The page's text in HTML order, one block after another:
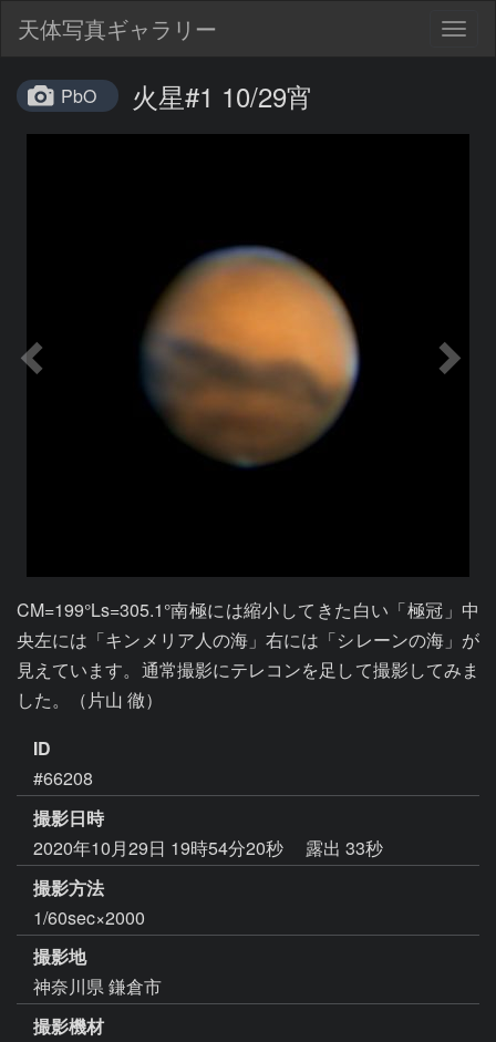
天体写真ギャラリー
PbO 火星#1 10/29宵
CM=199°Ls=305.1°南極には縮小してきた白い「極冠」中
央左には「キンメリア人の海」右には「シレーンの海」が
見えています。通常撮影にテレコンを足して撮影してみま
した。（片山 徹）
ID
#66208
撮影日時
2020年10月29日 19時54分20秒
露出 33秒
撮影方法
1/60sec×2000
撮影地
神奈川県 鎌倉市
撮影機材